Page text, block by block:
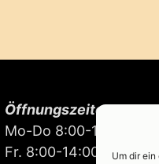
Um dir
Öffnungszeiten:
Mo-Do 8:00-16:00
Fr. 8:00-14:00